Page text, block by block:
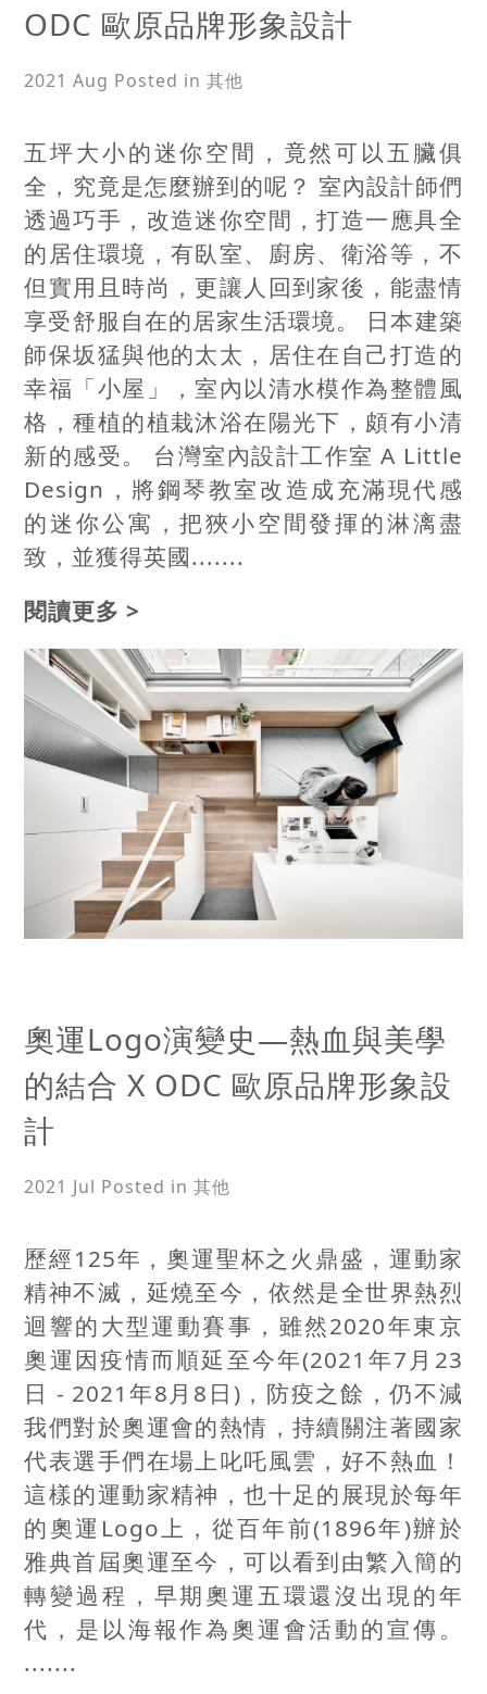
ODC 歐原品牌形象設計
2021 Aug Posted in 其他
五坪大小的迷你空間，竟然可以五臟俱
全，究竟是怎麼辦到的呢？ 室內設計師們
透過巧手，改造迷你空間，打造一應具全
的居住環境，有臥室、廚房、衛浴等，不
但實用且時尚，更讓人回到家後，能盡情
享受舒服自在的居家生活環境。 日本建築
師保坂猛與他的太太，居住在自己打造的
幸福「小屋」，室內以清水模作為整體風
格，種植的植栽沐浴在陽光下，頗有小清
新的感受。 台灣室內設計工作室 A Little
Design，將鋼琴教室改造成充滿現代感
的迷你公寓，把狹小空間發揮的淋漓盡
致，並獲得英國.......
閱讀更多 >
奧運Logo演變史—熱血與美學
的結合 X ODC 歐原品牌形象設
計
2021 Jul Posted in 其他
歷經125年，奧運聖杯之火鼎盛，運動家
精神不滅，延燒至今，依然是全世界熱烈
迴響的大型運動賽事，雖然2020年東京
奧運因疫情而順延至今年(2021年7月23
日 - 2021年8月8日)，防疫之餘，仍不減
我們對於奧運會的熱情，持續關注著國家
代表選手們在場上叱吒風雲，好不熱血！
這樣的運動家精神，也十足的展現於每年
的奧運Logo上，從百年前(1896年)辦於
雅典首屆奧運至今，可以看到由繁入簡的
轉變過程，早期奧運五環還沒出現的年
代，是以海報作為奧運會活動的宣傳。
.......